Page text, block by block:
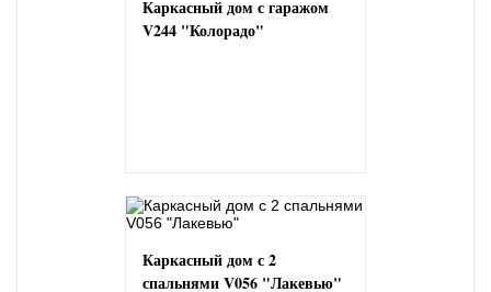
Каркасный дом с гаражом
V244 "Колорадо"
Каркасный дом с 2
спальнями V056 "Лакевью"